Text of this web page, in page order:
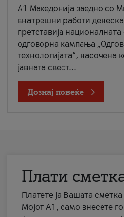
A1 Македонија заедно со
внатрешни работи
претставија
одговорна кампања
технологијата“, насочена
јавната свест...
Дознај повеќе
Плати
Платете ја Вашата сметка
Мојот А1, само внесете го